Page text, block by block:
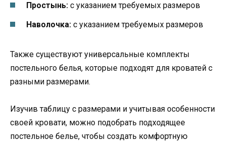
Простынь: с указанием требуемых размеров
Наволочка: с указанием требуемых размеров
Также существуют универсальные комплекты
постельного белья, которые подходят для кроватей с
разными размерами.
Изучив таблицу с размерами и учитывая особенности
своей кровати, можно подобрать подходящее
постельное белье, чтобы создать комфортную